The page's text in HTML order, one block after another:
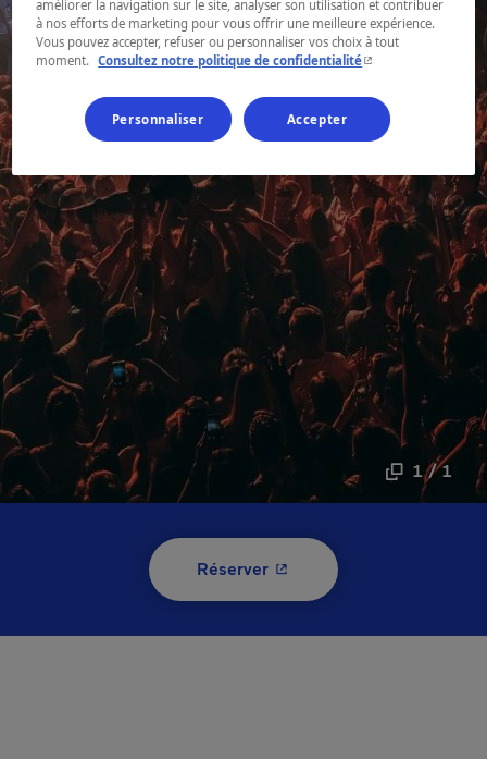
1 / 1
Réserver- Cet hyperlien s'ouvrira
améliorer la navigation sur le site, analyser son utilisation et contribuer
à nos efforts de marketing pour vous offrir une meilleure expérience.
Vous pouvez accepter, refuser ou personnaliser vos choix à tout
moment. Consultez notre politique de confidentialité- Cet hyperlien
Personnaliser Accepter